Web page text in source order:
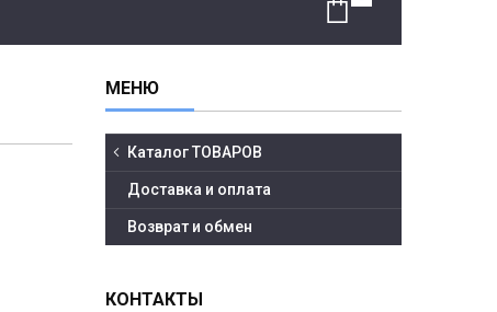
Каталог ТОВАРОВ
Доставка и оплата
Возврат и обмен
КОНТАКТЫ